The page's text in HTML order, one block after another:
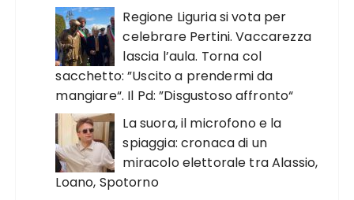
Regione Liguria si vota per
celebrare Pertini. Vaccarezza
lascia l’aula. Torna col
sacchetto: ”Uscito a prendermi da
mangiare“. Il Pd: ”Disgustoso affronto“
La suora, il microfono e la
spiaggia: cronaca di un
miracolo elettorale tra Alassio,
Loano, Spotorno